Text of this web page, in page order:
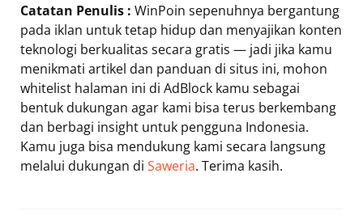
Catatan Penulis : WinPoin sepenuhnya bergantung
pada iklan untuk tetap hidup dan menyajikan konten
teknologi berkualitas secara gratis — jadi jika kamu
menikmati artikel dan panduan di situs ini, mohon
whitelist halaman ini di AdBlock kamu sebagai
bentuk dukungan agar kami bisa terus berkembang
dan berbagi insight untuk pengguna Indonesia.
Kamu juga bisa mendukung kami secara langsung
melalui dukungan di Saweria. Terima kasih.